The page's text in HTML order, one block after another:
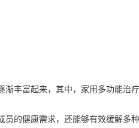
渐丰富起来，其中，家用多功能治
的健康需求，还能够有效缓解多